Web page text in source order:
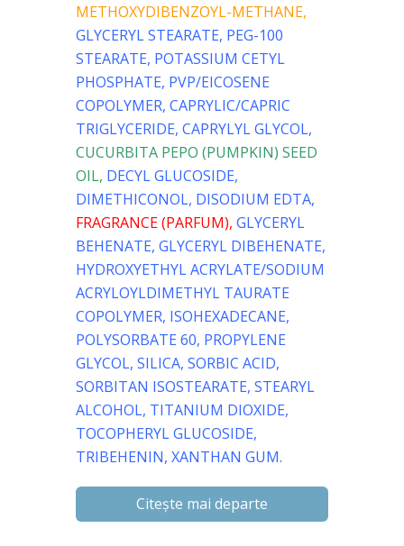
METHOXYDIBENZOYL-METHANE,
GLYCERYL STEARATE, PEG-100
STEARATE, POTASSIUM CETYL
PHOSPHATE, PVP/EICOSENE
COPOLYMER, CAPRYLIC/CAPRIC
TRIGLYCERIDE, CAPRYLYL GLYCOL,
CUCURBITA PEPO (PUMPKIN) SEED
OIL, DECYL GLUCOSIDE,
DIMETHICONOL, DISODIUM EDTA,
FRAGRANCE (PARFUM), GLYCERYL
BEHENATE, GLYCERYL DIBEHENATE,
HYDROXYETHYL ACRYLATE/SODIUM
ACRYLOYLDIMETHYL TAURATE
COPOLYMER, ISOHEXADECANE,
POLYSORBATE 60, PROPYLENE
GLYCOL, SILICA, SORBIC ACID,
SORBITAN ISOSTEARATE, STEARYL
ALCOHOL, TITANIUM DIOXIDE,
TOCOPHERYL GLUCOSIDE,
TRIBEHENIN, XANTHAN GUM.
Citește mai departe